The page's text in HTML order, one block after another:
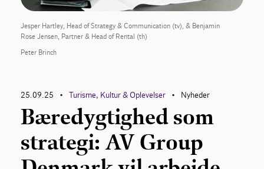
Jesper Hartley, Head of Strategy & Communication (tv), & Benjamin
Rose Jensen, Partner & Head of Rental (th)
Peter Brinch
25.09.25 • Turisme, Kultur & Oplevelser • Nyheder
Bæredygtighed som
strategi: AV Group